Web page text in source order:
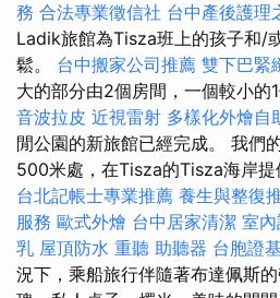
務 合法專業徵信社 台中產後護理
Ladik旅館為Tisza班上的孩子和/
鬆。 台中搬家公司推薦 雙下巴緊
大的部分由2個房間，一個較小的
音波拉皮 近視雷射 多樣化外燴自
閒公園的新旅館已經完成。 我們
500米處，在Tisza的Tisza海岸提
台北記帳士專業推薦 養生與整復
服務 歐式外燴 台中居家清潔 室
乳 屋頂防水 重聽 助聽器 台胞證
況下，乘船旅行伴隨著布達佩斯